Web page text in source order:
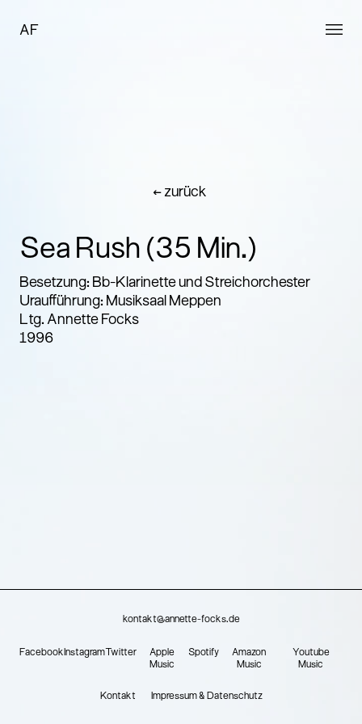
AF
← zurück
Sea Rush (35 Min.)
Besetzung: Bb-Klarinette und Streichorchester
Uraufführung: Musiksaal Meppen
Ltg. Annette Focks
1996
Facebook Instagram Twitter
Apple
Music
Spotify
Amazon
Music
Youtube
Music
kontakt@annette-focks.de
Kontakt Impressum & Datenschutz